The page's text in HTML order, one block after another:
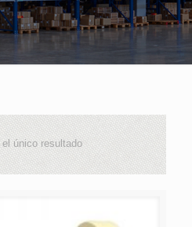
el único resultado